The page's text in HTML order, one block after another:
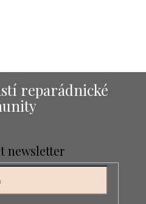
reparádnické
newsletter